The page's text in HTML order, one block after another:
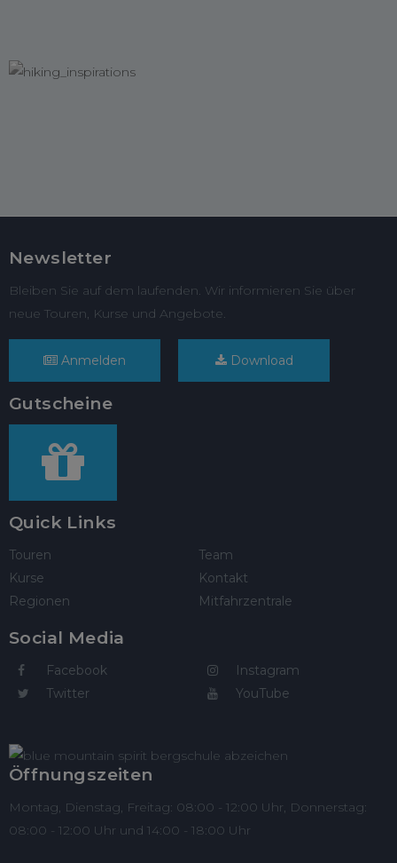
Newsletter
Bleiben Sie auf dem laufenden. Wir informieren Sie über
neue Touren, Kurse und Angebote.
Anmelden Download
Gutscheine
Quick Links
Touren
Kurse
Regionen
Team
Kontakt
Mitfahrzentrale
Social Media
Facebook
Twitter
Instagram
YouTube
Öffnungszeiten
Montag, Dienstag, Freitag: 08:00 - 12:00 Uhr, Donnerstag:
08:00 - 12:00 Uhr und 14:00 - 18:00 Uhr